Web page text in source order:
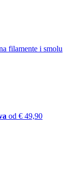
filamente i smolu
od € 49,90